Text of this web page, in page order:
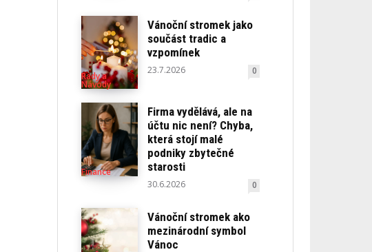
Rady a
Návody
Vánoční stromek jako
součást tradic a
vzpomínek
23.7.2026 0
Finance
Firma vydělává, ale na
účtu nic není? Chyba,
která stojí malé
podniky zbytečné
starosti
30.6.2026 0
Vánoční stromek ako
mezinárodní symbol
Vánoc